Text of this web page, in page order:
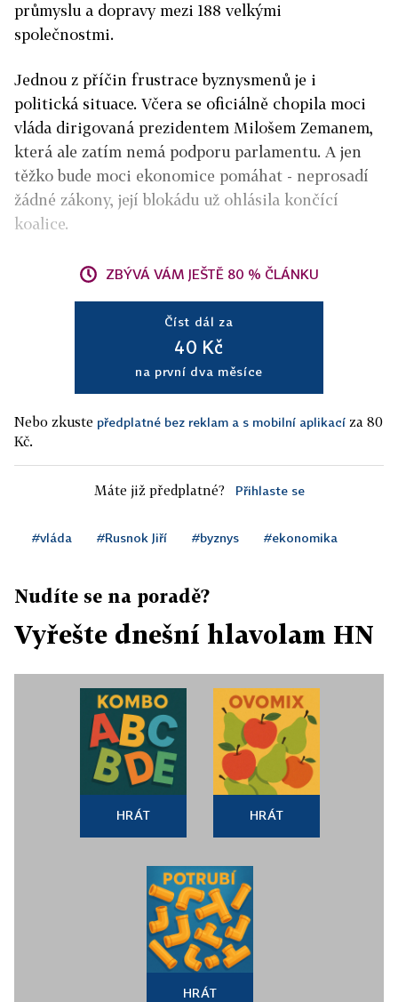
průmyslu a dopravy mezi 188 velkými
společnostmi.
Jednou z příčin frustrace byznysmenů je i
politická situace. Včera se oficiálně chopila moci
vláda dirigovaná prezidentem Milošem Zemanem,
která ale zatím nemá podporu parlamentu. A jen
těžko bude moci ekonomice pomáhat - neprosadí
žádné zákony, její blokádu už ohlásila končící
koalice.
ZBÝVÁ VÁM JEŠTĚ 80 % ČLÁNKU
Číst dál za
40 Kč
na první dva měsíce
Nebo zkuste předplatné bez reklam a s mobilní aplikací za 80
Kč.
Máte již předplatné? Přihlaste se
#vláda #Rusnok Jiří #byznys #ekonomika
Nudíte se na poradě?
Vyřešte dnešní hlavolam HN
HRÁT HRÁT
HRÁT